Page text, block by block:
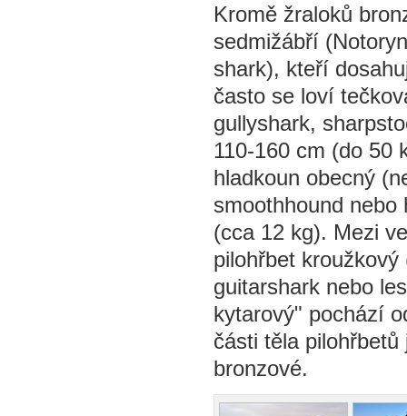
Kromě žraloků
sedmižábří
shark), kteří
často se loví
gullyshark,
110-160 cm (do 50
hladkoun obecný
smoothhound
(cca 12 kg). Mezi
pilohřbet
guitarshark nebo
kytarový" pochází
části těla
bronzové.